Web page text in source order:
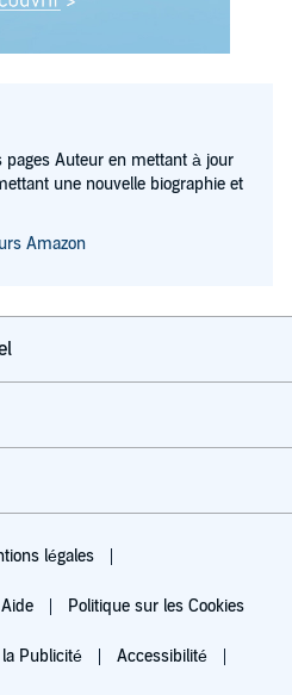
Auteur en mettant à jour
une nouvelle biographie et
Amazon
légales
Aide Politique sur les Cookies
Publicité Accessibilité